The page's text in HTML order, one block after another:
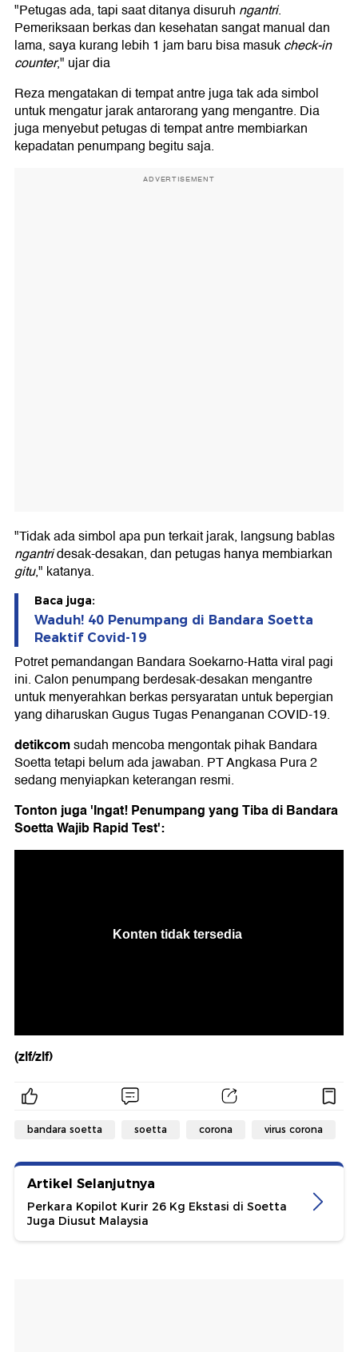
"Petugas ada, tapi saat ditanya disuruh ngantri.
Pemeriksaan berkas dan kesehatan sangat manual dan
lama, saya kurang lebih 1 jam baru bisa masukcheck-in
counter," ujar dia
Reza mengatakan di tempat antre juga tak ada simbol
untuk mengatur jarak antarorang yang mengantre. Dia
juga menyebut petugas di tempat antre membiarkan
kepadatan penumpang begitu saja.
ADVERTISEMENT
"Tidak ada simbol apa pun terkait jarak, langsung bablas
ngantridesak-desakan, dan petugas hanya membiarkan
gitu," katanya.
Baca juga:
Waduh! 40 Penumpang di Bandara Soetta
Reaktif Covid-19
Potret pemandangan Bandara Soekarno-Hatta viral pagi
ini. Calon penumpang berdesak-desakan mengantre
untuk menyerahkan berkas persyaratan untuk bepergian
yang diharuskan Gugus Tugas Penanganan COVID-19.
detikcomsudah mencoba mengontak pihak Bandara
Soetta tetapi belum ada jawaban. PT Angkasa Pura 2
sedang menyiapkan keterangan resmi.
Tonton juga 'Ingat! Penumpang yang Tiba di Bandara
Soetta Wajib Rapid Test':
(zlf/zlf)
bandara soetta soetta corona virus corona
Artikel Selanjutnya
Perkara Kopilot Kurir 26 Kg Ekstasi di Soetta
Juga Diusut Malaysia